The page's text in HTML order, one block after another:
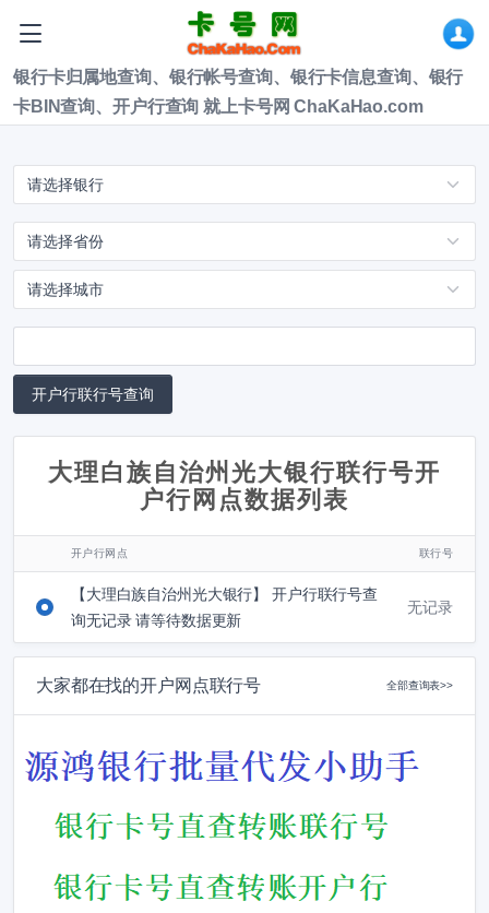
银行卡归属地查询、银行帐号查询、银行卡信息查询、银行
卡BIN查询、开户行查询 就上卡号网 ChaKaHao.com
大理白族自治州光大银行联行号开
户行网点数据列表
开户行网点 联行号
【大理白族自治州光大银行】 开户行联行号查
询无记录 请等待数据更新
无记录
大家都在找的开户网点联行号 全部查询表>>